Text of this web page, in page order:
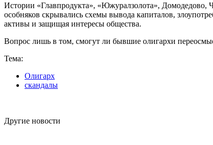
Истории «Главпродукта», «Южуралзолота»,
особняков скрывались схемы вывода капиталов,
активы и защищая интересы общества.
Вопрос лишь в том, смогут ли бывшие олигархи
Тема:
Олигарх
скандалы
Другие новости